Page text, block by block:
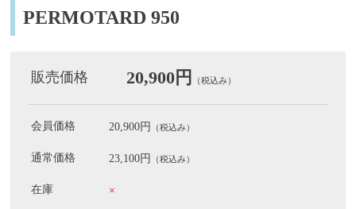
PERMOTARD 950
販売価格 20,900円 （税込み）
会員価格 20,900円 （税込み）
通常価格 23,100円 （税込み）
在庫 ×